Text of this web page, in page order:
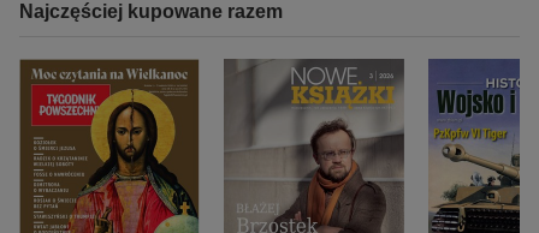
Najczęściej kupowane razem